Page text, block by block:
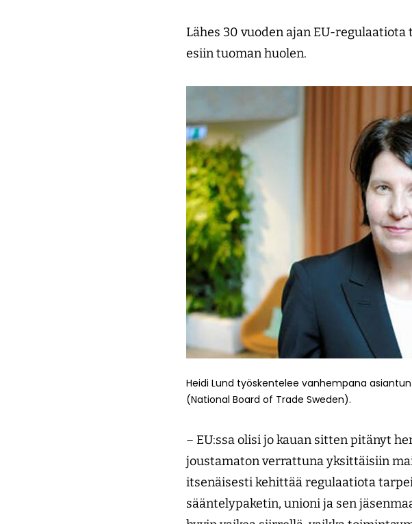
Lähes 30 vuoden ajan EU-
esiin tuoman huolen.
Heidi Lund työskentelee vanhempana
(National Board of Trade Sweden).
– EU:ssa olisi jo kauan sitten pitänyt
joustamaton verrattuna yksittäisiin
itsenäisesti kehittää regulaatiota
sääntelypaketin, unioni ja sen